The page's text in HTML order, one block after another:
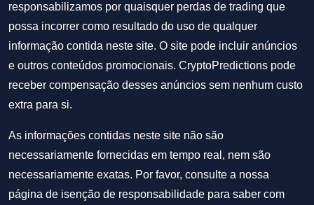
responsabilizamos por quaisquer perdas de trading que
possa incorrer como resultado do uso de qualquer
informação contida neste site. O site pode incluir anúncios
e outros conteúdos promocionais. CryptoPredictions pode
receber compensação desses anúncios sem nenhum custo
extra para si.
As informações contidas neste site não são
necessariamente fornecidas em tempo real, nem são
necessariamente exatas. Por favor, consulte a nossa
página de isenção de responsabilidade para saber com